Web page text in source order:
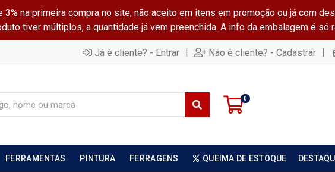
3% na primeira compra no site, não aceito em itens em promoção ou já com
tiver múltiplos, a quantidade já vem preenchida. A info da embalagem é só
Já é cliente? - Entrar | Não é cliente? - Cadastrar |
0
FERRAMENTAS PINTURA FERRAGENS QUEIMA DE ESTOQUE